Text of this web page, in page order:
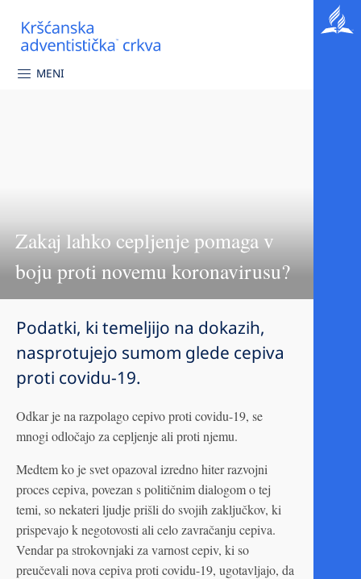
MENI
Zakaj lahko cepljenje pomaga v
boju proti novemu koronavirusu?
Podatki, ki temeljijo na dokazih,
nasprotujejo sumom glede cepiva
proti covidu-19.
Odkar je na razpolago cepivo proti covidu-19, se
mnogi odločajo za cepljenje ali proti njemu.
Medtem ko je svet opazoval izredno hiter razvojni
proces cepiva, povezan s političnim dialogom o tej
temi, so nekateri ljudje prišli do svojih zaključkov, ki
prispevajo k negotovosti ali celo zavračanju cepiva.
Vendar pa strokovnjaki za varnost cepiv, ki so
preučevali nova cepiva proti covidu-19, ugotavljajo, da